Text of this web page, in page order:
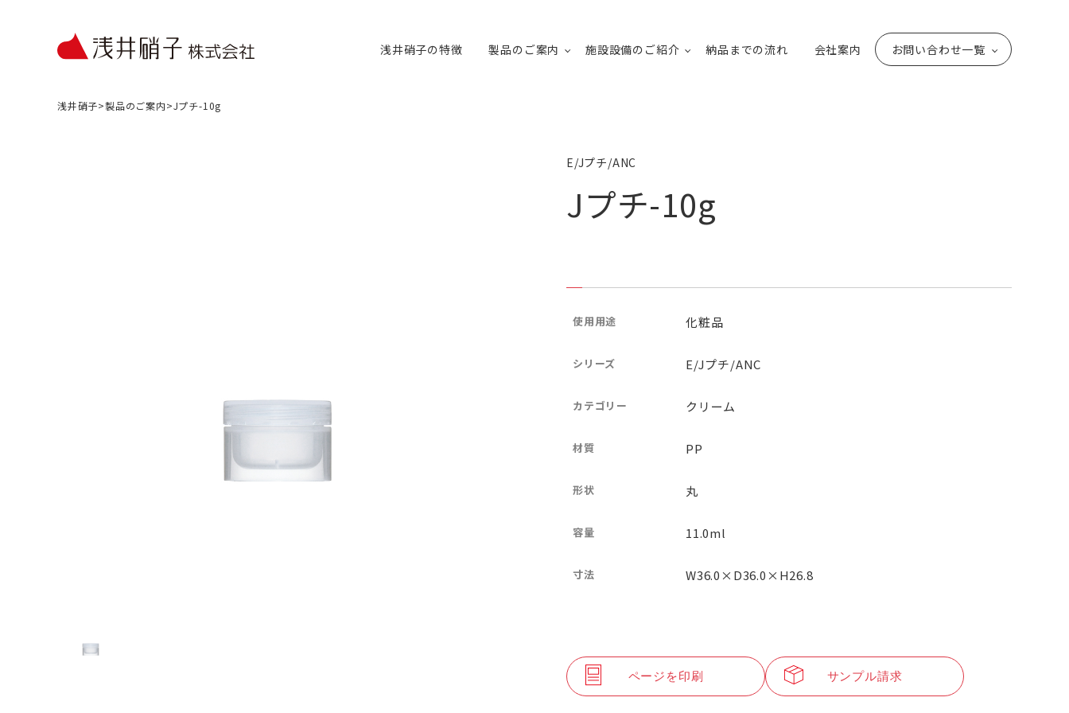
浅井硝子の特徴 製品のご案内 施設設備のご紹介 納品までの流れ 会社案内 お問い合わせ一覧
浅井硝子>製品のご案内>Jプチ-10g
E/Jプチ/ANC
Jプチ-10g
使用用途 化粧品
シリーズ E/Jプチ/ANC
カテゴリー クリーム
材質 PP
形状 丸
容量 11.0ml
寸法 W36.0×D36.0×H26.8
ページを印刷 サンプル請求